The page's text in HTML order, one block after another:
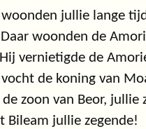
woonden jullie lange
woonden de
vernietigde de
vocht de koning van
de zoon van Beor,
Bileam jullie zegende!